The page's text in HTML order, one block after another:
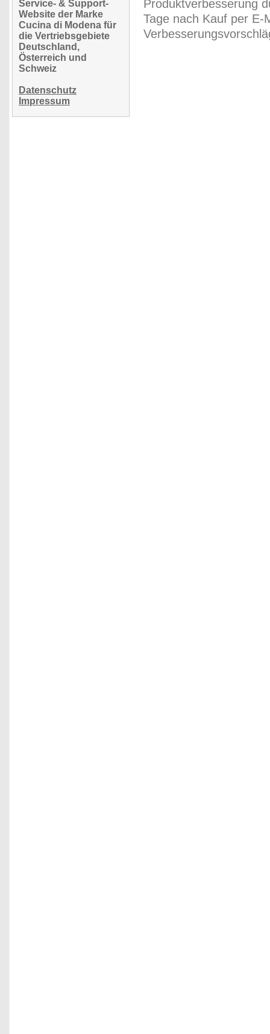
Service- & Support-
Website der Marke
Cucina di Modena für
die Vertriebsgebiete
Deutschland,
Österreich und
Schweiz
Datenschutz
Impressum
Produktverbesserung
Tage nach Kauf per E-